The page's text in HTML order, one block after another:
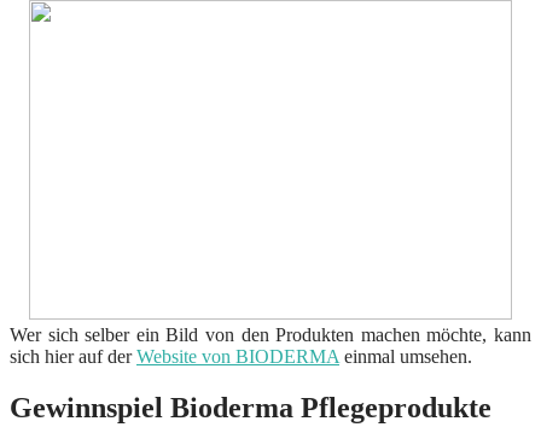
Wer sich selber ein Bild von den Produkten machen möchte, kann
sich hier auf derWebsite von BIODERMA einmal umsehen.
Gewinnspiel Bioderma Pflegeprodukte